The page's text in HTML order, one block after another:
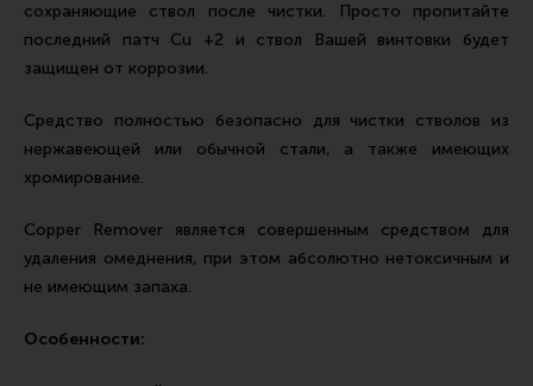
Чистка, уход за оружием и релоадинг
Оружейная химия
Шомполы и наборы для чистки
Ершики, вишеры, переходники
Патчи
Релоадинг
сохраняющие ствол после чистки. Просто пропитайте
последний патч Cu +2 и ствол Вашей винтовки будет
защищен от коррозии.
Средство полностью безопасно для чистки стволов из
нержавеющей или обычной стали, а также имеющих
хромирование.
Copper Remover является совершенным средством для
удаления омеднения, при этом абсолютно нетоксичным и
не имеющим запаха.
Особенности: